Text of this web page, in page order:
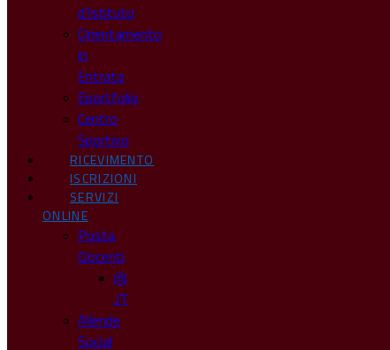
d’Istituto
Orientamento
in
Entrata
Eportfolio
Centro
Sportivo
RICEVIMENTO
ISCRIZIONI
SERVIZI
ONLINE
Posta
Docenti
@
.IT
Allende
Social